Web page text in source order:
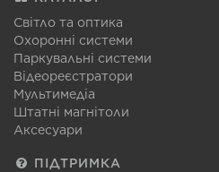
Світло та оптика
Охоронні системи
Паркувальні системи
Відеореєстратори
Мультимедіа
Штатні магнітоли
Аксесуари
ПІДТРИМКА